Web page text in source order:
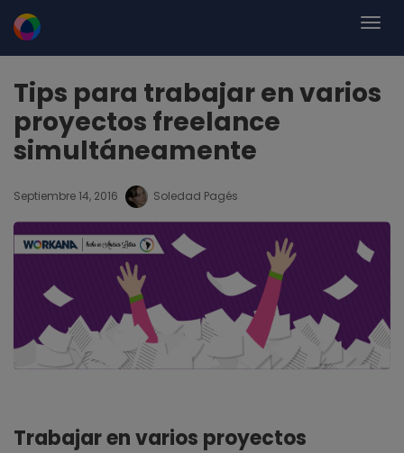
Tips para trabajar en varios
proyectos freelance
simultáneamente
Septiembre 14, 2016 Soledad Pagés
Trabajar en varios proyectos